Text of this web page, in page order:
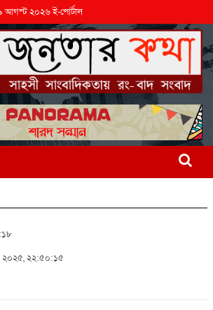
আগস্ট ২০২৬ ই-পোর্টাল
২০২৫, ২২:৫০:১৫